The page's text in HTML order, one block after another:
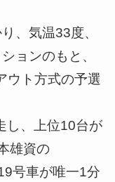
、気温33度、
ョンのもと、
ウト方式の予選
し、上位10台が
雄資の
号車が唯一1分